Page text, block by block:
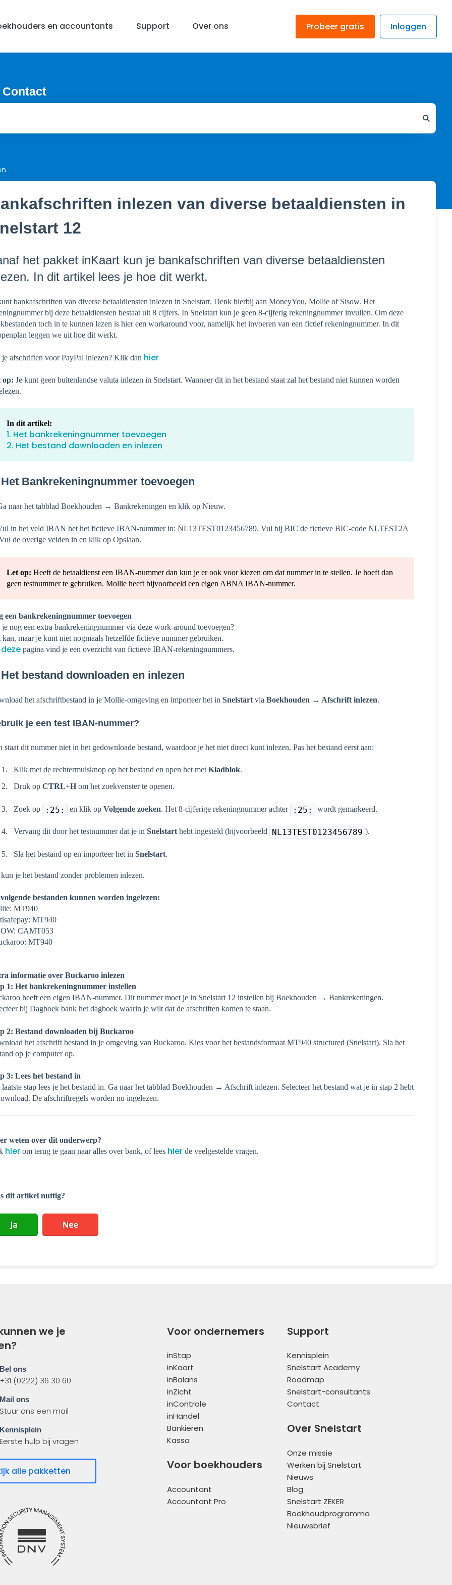
Probeer gratis Inloggen
en accountants Support Over ons
Contact
inlezen van diverse betaaldiensten in
12
het pakket inKaart kun je bankafschriften van diverse betaaldiensten
In dit artikel lees je hoe dit werkt.
bankafschriften van diverse betaaldiensten inlezen in Snelstart. Denk hierbij aan MoneyYou, Mollie of Sisow. Het
bij deze betaaldiensten bestaat uit 8 cijfers. In Snelstart kun je geen 8-cijferig rekeningnummer invullen. Om deze
toch in te kunnen lezen is hier een workaround voor, namelijk het invoeren van een fictief rekeningnummer. In dit
leggen we uit hoe dit werkt.
afschriften voor PayPal inlezen? Klik dan hier
op: Je kunt geen buitenlandse valuta inlezen in Snelstart. Wanneer dit in het bestand staat zal het bestand niet kunnen worden
In dit artikel:
1. Het bankrekeningnummer toevoegen
2. Het bestand downloaden en inlezen
Bankrekeningnummer toevoegen
naar het tabblad Boekhouden → Bankrekeningen en klik op Nieuw.
in het veld IBAN het het fictieve IBAN-nummer in: NL13TEST0123456789. Vul bij BIC de fictieve BIC-code NLTEST2A
de overige velden in en klik op Opslaan.
Let op: Heeft de betaaldienst een IBAN-nummer dan kun je er ook voor kiezen om dat nummer in te stellen. Je hoeft dan
geen testnummer te gebruiken. Mollie heeft bijvoorbeeld een eigen ABNA IBAN-nummer.
een bankrekeningnummer toevoegen
nog een extra bankrekeningnummer via deze work-around toevoegen?
kan, maar je kunt niet nogmaals hetzelfde fictieve nummer gebruiken.
dezepagina vind je een overzicht van fictieve IBAN-rekeningnummers.
bestand downloaden en inlezen
het afschriftbestand in je Mollie-omgeving en importeer het in Snelstartvia Boekhouden → Afschrift inlezen.
je een test IBAN-nummer?
staat dit nummer niet in het gedownloade bestand, waardoor je het niet direct kunt inlezen. Pas het bestand eerst aan:
Klik met de rechtermuisknop op het bestand en open het met Kladblok.
Druk op CTRL+Hom het zoekvenster te openen.
Zoek op :25: en klik op Volgende zoeken. Het 8-cijferige rekeningnummer achter :25: wordt gemarkeerd.
Vervang dit door het testnummer dat je in Snelstarthebt ingesteld (bijvoorbeeld NL13TEST0123456789 ).
Sla het bestand op en importeer het in Snelstart.
je het bestand zonder problemen inlezen.
bestanden kunnen worden ingelezen:
MT940
MT940
CAMT053
MT940
informatie over Buckaroo inlezen
1: Het bankrekeningnummer instellen
heeft een eigen IBAN-nummer. Dit nummer moet je in Snelstart 12 instellen bij Boekhouden → Bankrekeningen.
bij Dagboek bank het dagboek waarin je wilt dat de afschriften komen te staan.
2: Bestand downloaden bij Buckaroo
het afschrift bestand in je omgeving van Buckaroo. Kies voor het bestandsformaat MT940 structured (Snelstart). Sla het
op je computer op.
3: Lees het bestand in
stap lees je het bestand in. Ga naar het tabblad Boekhouden → Afschrift inlezen. Selecteer het bestand wat je in stap 2 hebt
De afschriftregels worden nu ingelezen.
weten over dit onderwerp?
hierom terug te gaan naar alles over bank, of lees hierde veelgestelde vragen.
dit artikel nuttig?
we je
Bel ons
+31 (0222) 36 30 60
Mail ons
Stuur ons een mail
Kennisplein
Eerste hulp bij vragen
alle pakketten
Voor ondernemers
inStap
inKaart
inBalans
inZicht
inControle
inHandel
Bankieren
Kassa
Voor boekhouders
Accountant
Accountant Pro
Support
Kennisplein
Snelstart Academy
Roadmap
Snelstart-consultants
Contact
Over Snelstart
Onze missie
Werken bij Snelstart
Nieuws
Blog
Snelstart ZEKER
Boekhoudprogramma
Nieuwsbrief